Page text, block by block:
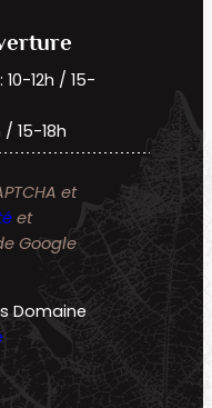
12h / 15-
/ 15-18h
et
et
Google
Domaine